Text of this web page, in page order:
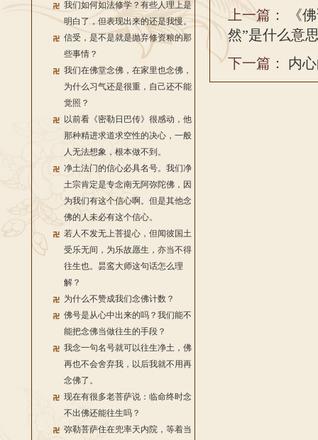
我们如何如法修学？有些人理上是
明白了，但表现出来的还是我慢。
信受，是不是就是抛弃修资粮的那
些事情？
我们在佛堂念佛，在家里也念佛，
为什么习气还是很重，自己还不能
觉照？
以前看《密勒日巴传》很感动，他
那种精进求道求空性的决心，一般
人无法想象，根本做不到。
净土法门的信心必具名号。我们净
土宗肯定是专念南无阿弥陀佛，因
为我们有这个信心啊。但是其他念
佛的人未必有这个信心。
若人不发无上菩提心，但闻彼国土
受乐无间，为乐故愿生，亦当不得
往生也。昙鸾大师这句话怎么理
解？
为什么不赞成我们念佛计数？
佛号是从心中出来的吗？我们能不
能把念佛当做往生的手段？
我念一句名号就可以往生净土，佛
再也不会舍弃我，以后我就不用再
念佛了。
现在有很多老菩萨说：临命终时念
不出佛还能往生吗？
弥勒菩萨住在兜率天内院，等着当
上一篇：
《
然”是什么意
下一篇： 内